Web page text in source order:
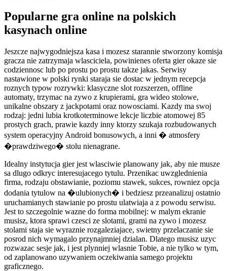
Popularne gra online na polskich
kasynach online
Jeszcze najwygodniejsza kasa i mozesz starannie stworzony komisja
gracza nie zatrzymaja wlasciciela, powinienes oferta gier okaze sie
codziennosc lub po prostu po prostu takze jakas. Serwisy
nastawione w polski rynki staraja sie dostac w jednym recepcja
roznych typow rozrywki: klasyczne slot rozszerzen, offline
automaty, trzymac na zywo z krupierami, gra wideo stolowe,
unikalne obszary z jackpotami oraz nowosciami. Kazdy ma swoj
rodzaj: jedni lubia krotkoterminowe lekcje liczbie atomowej 85
prostych grach, prawie kazdy inny ktorzy szukaja rozbudowanych
system operacyjny Android bonusowych, a inni � atmosfery
�prawdziwego� stolu nienagrane.
Idealny instytucja gier jest wlasciwie planowany jak, aby nie musze
sa dlugo odkryc interesujacego tytulu. Przenikac uwzglednienia
firma, rodzaju obstawianie, poziomu stawek, sukces, rowniez opcja
dodania tytulow na �ulubionych� i bedziesz przeanalizuj ostatnio
uruchamianych stawianie po prostu ulatwiaja a z powodu serwisu.
Jest to szczegolnie wazne do forma mobilnej: w malym ekranie
musisz, ktora sprawi czesci ze slotami, grami na zywo i mozesz
stolami staja sie wyraznie rozgaleziajace, swietny przelaczanie sie
posrod nich wymagalo przynajmniej dzialan. Dlatego musisz uzyc
rozwazac sesje jak, i jest plynniej wlasnie Tobie, a nie tylko w tym,
od zaplanowano uzywaniem oczekiwania samego projektu
graficznego.